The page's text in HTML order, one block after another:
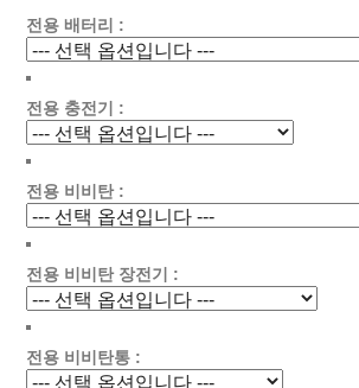
전용 배터리 :
전용 충전기 :
전용 비비탄 :
전용 비비탄 장전기 :
전용 비비탄통 :